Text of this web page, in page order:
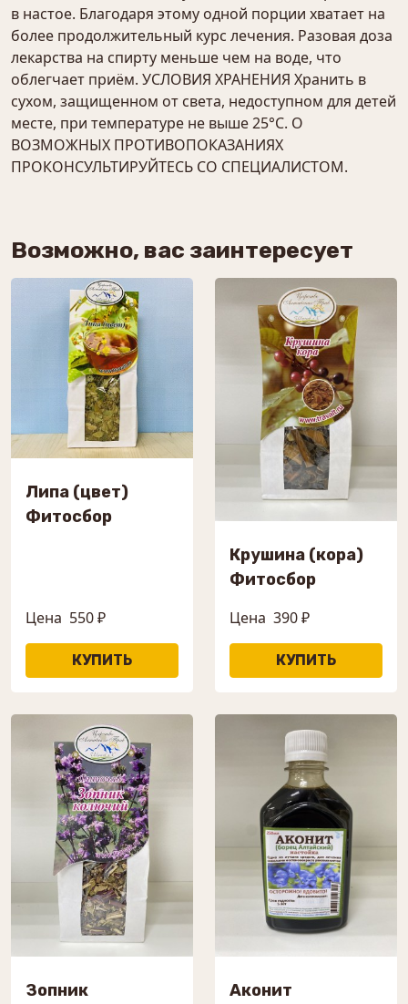
в настое. Благодаря этому одной порции хватает на
более продолжительный курс лечения. Разовая доза
лекарства на спирту меньше чем на воде, что
облегчает приём. УСЛОВИЯ ХРАНЕНИЯ Хранить в
сухом, защищенном от света, недоступном для детей
месте, при температуре не выше 25°С. О
ВОЗМОЖНЫХ ПРОТИВОПОКАЗАНИЯХ
ПРОКОНСУЛЬТИРУЙТЕСЬ СО СПЕЦИАЛИСТОМ.
Возможно, вас заинтересует
Липа (цвет)
Фитосбор
Цена 550 ₽
Крушина (кора)
Фитосбор
Цена 390 ₽
Зопник
Аконит